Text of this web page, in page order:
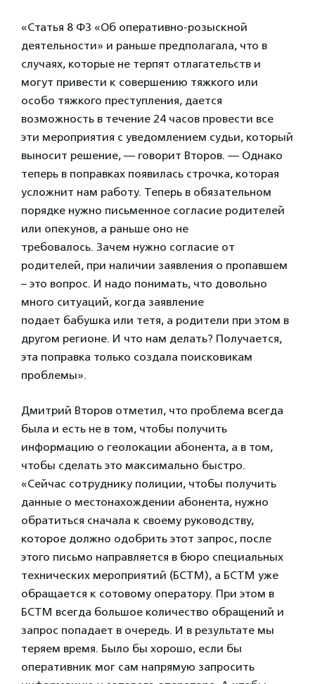
«Статья 8 ФЗ «Об оперативно-розыскной
деятельности» и раньше предполагала, что в
случаях, которые не терпят отлагательств и
могут привести к совершению тяжкого или
особо тяжкого преступления, дается
возможность в течение 24 часов провести все
эти мероприятия с уведомлением судьи, который
выносит решение, — говорит Второв. — Однако
теперь в поправках появилась строчка, которая
усложнит нам работу. Теперь в обязательном
порядке нужно письменное согласие родителей
или опекунов, а раньше оно не
требовалось. Зачем нужно согласие от
родителей, при наличии заявления о пропавшем
– это вопрос. И надо понимать, что довольно
много ситуаций, когда заявление
подает бабушка или тетя, а родители при этом в
другом регионе. И что нам делать? Получается,
эта поправка только создала поисковикам
проблемы».
Дмитрий Второв отметил, что проблема всегда
была и есть не в том, чтобы получить
информацию о геолокации абонента, а в том,
чтобы сделать это максимально быстро.
«Сейчас сотруднику полиции, чтобы получить
данные о местонахождении абонента, нужно
обратиться сначала к своему руководству,
которое должно одобрить этот запрос, после
этого письмо направляется в бюро специальных
технических мероприятий (БСТМ), а БСТМ уже
обращается к сотовому оператору. При этом в
БСТМ всегда большое количество обращений и
запрос попадает в очередь. И в результате мы
теряем время. Было бы хорошо, если бы
оперативник мог сам напрямую запросить